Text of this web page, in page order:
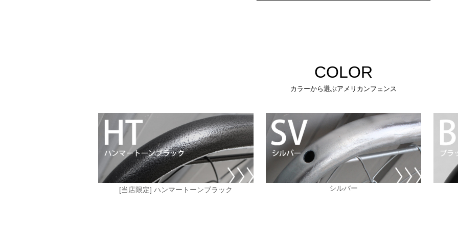
COLOR
カラーから選ぶアメリカンフェンス
[当店限定] ハンマートーンブラック シルバー